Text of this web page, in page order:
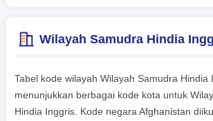
Wilayah Samudra Hindia
Tabel kode wilayah Wilayah Samudra Hindia
menunjukkan berbagai kode kota untuk
Hindia Inggris. Kode negara Afghanistan